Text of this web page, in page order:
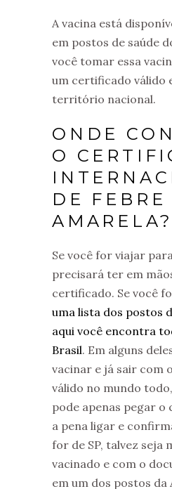
A vacina está
em postos de saúde
você tomar essa
um certificado válido
território nacional.
ONDE
O
DE FEBRE
AMARELA?
Se você for viajar
precisará ter em
certificado. Se você
uma lista dos postos
aqui você encontra
Brasil. Em alguns
vacinar e já sair com
válido no mundo
pode apenas pegar o
a pena ligar e
for de SP, talvez seja
vacinado e com o
em um dos postos da